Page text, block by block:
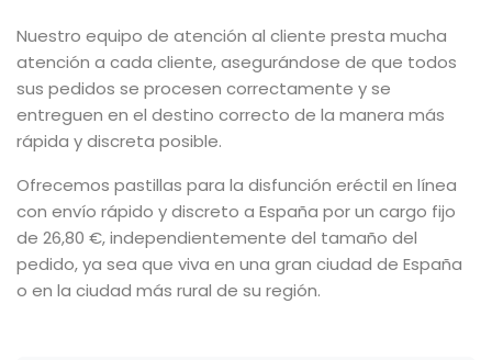
Nuestro equipo de atención al cliente presta mucha
atención a cada cliente, asegurándose de que todos
sus pedidos se procesen correctamente y se
entreguen en el destino correcto de la manera más
rápida y discreta posible.
Ofrecemos pastillas para la disfunción eréctil en línea
con envío rápido y discreto a España por un cargo fijo
de 26,80 €, independientemente del tamaño del
pedido, ya sea que viva en una gran ciudad de España
o en la ciudad más rural de su región.